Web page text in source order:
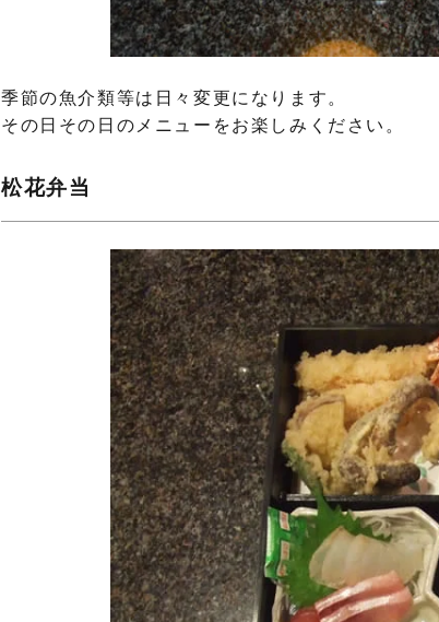
季節の魚介類等は日々変更になります。
その日その日のメニューをお楽しみください。
松花弁当